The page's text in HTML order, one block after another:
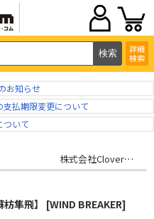
詳細
検索
お知らせ
払期限変更について
ついて
株式会社CloverWorks
隼飛】 [WIND BREAKER]